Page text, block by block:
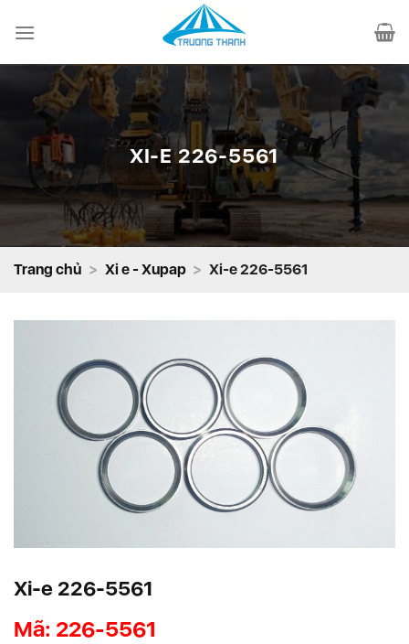
đến
XI-E 226-5561
Trang chủ > Xi e - Xupap > Xi-e 226-5561
Xi-e 226-5561
Mã: 226-5561